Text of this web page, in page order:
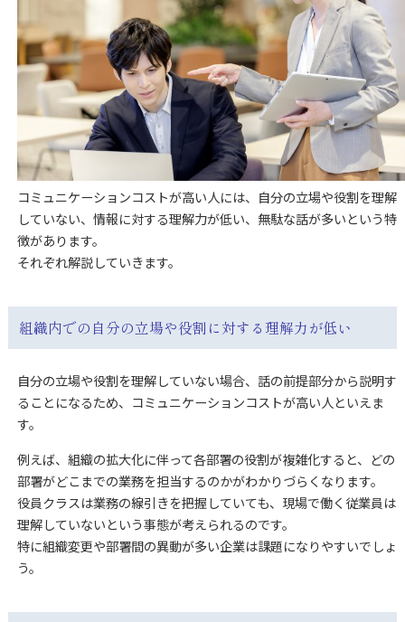
コミュニケーションコストが高い人には、自分の立場や役割を理解
していない、情報に対する理解力が低い、無駄な話が多いという特
徴があります。
それぞれ解説していきます。
組織内での自分の立場や役割に対する理解力が低い
自分の立場や役割を理解していない場合、話の前提部分から説明す
ることになるため、コミュニケーションコストが高い人といえま
す。
例えば、組織の拡大化に伴って各部署の役割が複雑化すると、どの
部署がどこまでの業務を担当するのかがわかりづらくなります。
役員クラスは業務の線引きを把握していても、現場で働く従業員は
理解していないという事態が考えられるのです。
特に組織変更や部署間の異動が多い企業は課題になりやすいでしょ
う。